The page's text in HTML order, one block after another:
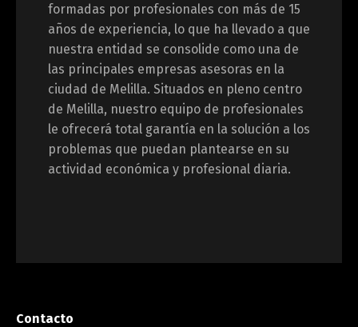
formadas por profesionales con más de 15
años de experiencia, lo que ha llevado a que
nuestra entidad se consolide como una de
las principales empresas asesoras en la
ciudad de Melilla. Situados en pleno centro
de Melilla, nuestro equipo de profesionales
le ofrecerá total garantía en la solución a los
problemas que puedan plantearse en su
actividad económica y profesional diaria.
Contacto